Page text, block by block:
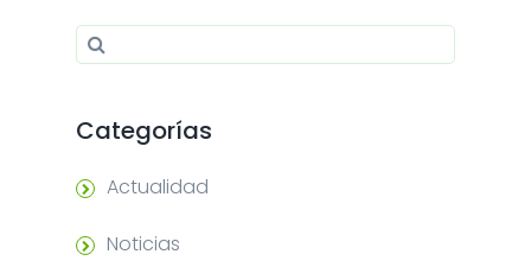
Search for:
Categorías
Actualidad
Noticias